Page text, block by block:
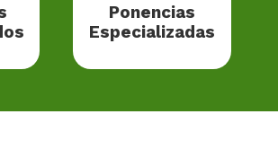
Ponencias
Especializadas